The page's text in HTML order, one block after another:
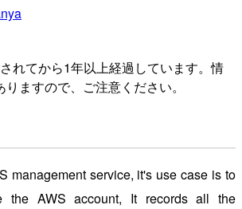
れてから1年以上経過しています。情
ますので、ご注意ください。
management service, it's use case is to
the AWS account, It records all the